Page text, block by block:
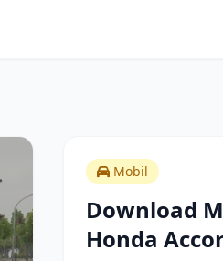
Mobil
Download
Honda